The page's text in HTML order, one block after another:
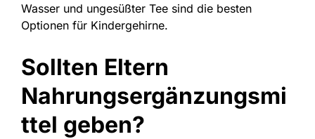
Wasser und ungesüßter Tee sind die besten
Optionen für Kindergehirne.
Sollten Eltern
Nahrungsergänzungsmi
ttel geben?